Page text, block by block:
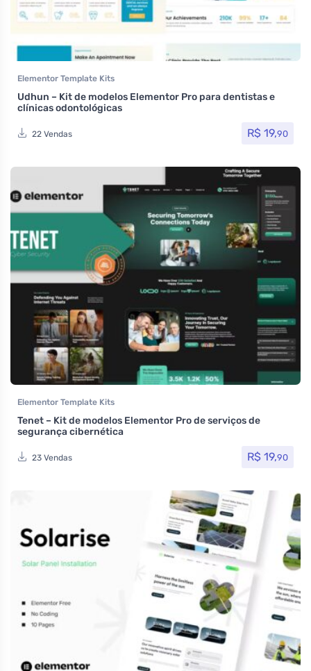
Elementor Template Kits
Udhun – Kit de modelos Elementor Pro para dentistas e
clínicas odontológicas
22 Vendas R$ 19,90
Elementor Template Kits
Tenet – Kit de modelos Elementor Pro de serviços de
segurança cibernética
23 Vendas R$ 19,90